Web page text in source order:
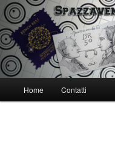
Skip
to
primary
contentSpazzavento
Spazzavento Shooting Club
Home Contatti